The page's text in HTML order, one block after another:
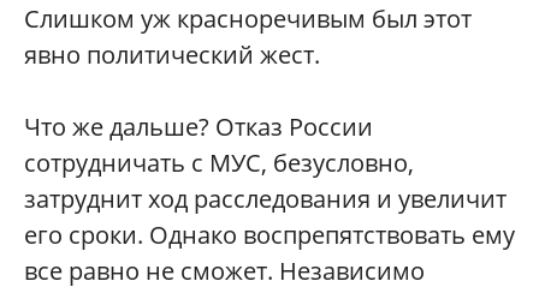
Слишком уж красноречивым был этот
явно политический жест.
Что же дальше? Отказ России
сотрудничать с МУС, безусловно,
затруднит ход расследования и увеличит
его сроки. Однако воспрепятствовать ему
все равно не сможет. Независимо